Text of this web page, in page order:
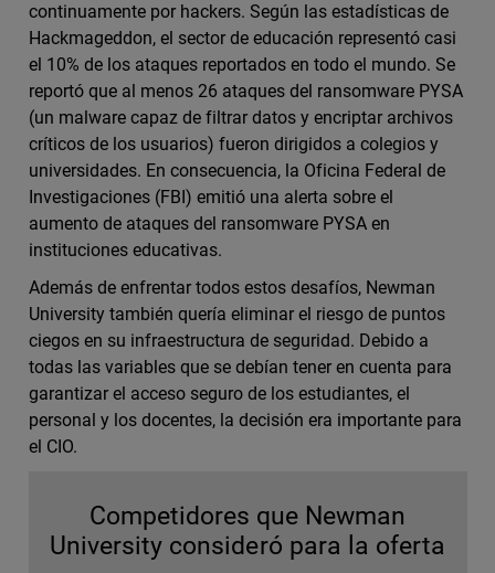
continuamente por hackers. Según las estadísticas de
Hackmageddon, el sector de educación representó casi
el 10% de los ataques reportados en todo el mundo. Se
reportó que al menos 26 ataques del ransomware PYSA
(un malware capaz de filtrar datos y encriptar archivos
críticos de los usuarios) fueron dirigidos a colegios y
universidades. En consecuencia, la Oficina Federal de
Investigaciones (FBI) emitió una alerta sobre el
aumento de ataques del ransomware PYSA en
instituciones educativas.
Además de enfrentar todos estos desafíos, Newman
University también quería eliminar el riesgo de puntos
ciegos en su infraestructura de seguridad. Debido a
todas las variables que se debían tener en cuenta para
garantizar el acceso seguro de los estudiantes, el
personal y los docentes, la decisión era importante para
el CIO.
Competidores que Newman
University consideró para la oferta